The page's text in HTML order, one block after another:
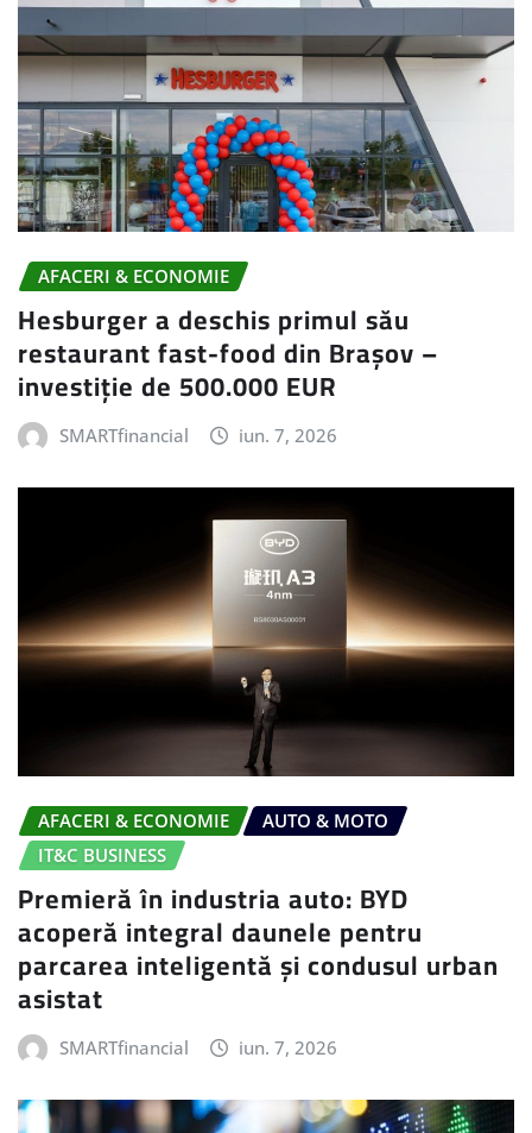
AFACERI & ECONOMIE
Hesburger a deschis primul său
restaurant fast-food din Brașov –
investiție de 500.000 EUR
SMARTfinancial iun. 7, 2026
AFACERI & ECONOMIE
AUTO & MOTO
IT&C BUSINESS
Premieră în industria auto: BYD
acoperă integral daunele pentru
parcarea inteligentă și condusul urban
asistat
SMARTfinancial iun. 7, 2026